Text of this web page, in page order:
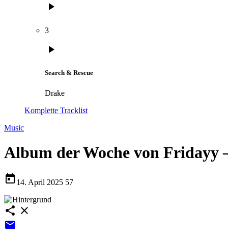
play_arrow
3
play_arrow
Search & Rescue
Drake
Komplette Tracklist
Music
Album der Woche von Fridayy
today 14. April 2025 57
share close
email